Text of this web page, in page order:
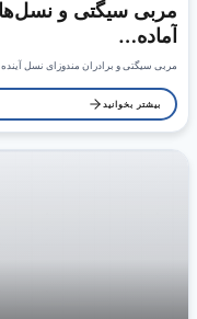
مربی سیگتی و
آماده…
مربی سیگتی و برادران مندوزای نسل آینده
بیشتر بخوانید